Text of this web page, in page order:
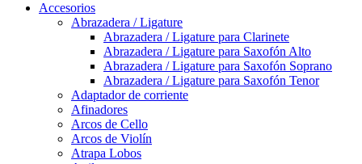
Accesorios
Abrazadera / Ligature
Abrazadera / Ligature para Clarinete
Abrazadera / Ligature para Saxofón Alto
Abrazadera / Ligature para Saxofón Soprano
Abrazadera / Ligature para Saxofón Tenor
Adaptador de corriente
Afinadores
Arcos de Cello
Arcos de Violín
Atrapa Lobos